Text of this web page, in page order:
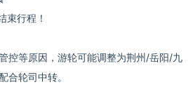
行程！
控等原因，游轮可能调整为荆州/岳阳/九
合轮司中转。